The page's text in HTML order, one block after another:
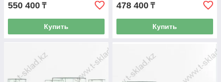
550 400 ₸
Купить
478 400 ₸
Купить